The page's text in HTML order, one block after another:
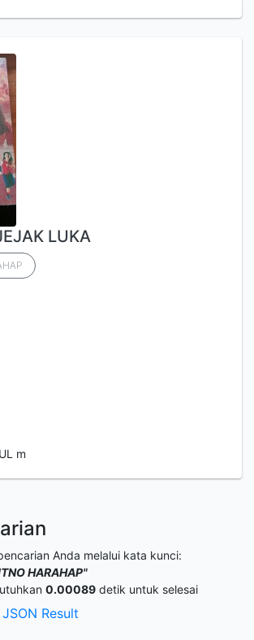
LUKA
m
Anda melalui kata kunci:
HARAHAP"
0.00089 detik untuk selesai
JSON Result